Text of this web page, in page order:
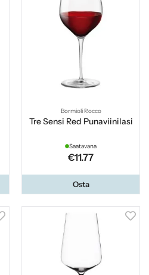
Bormioli Rocco
Tre Sensi Red Punaviinilasi
Saatavana
€11.77
Osta